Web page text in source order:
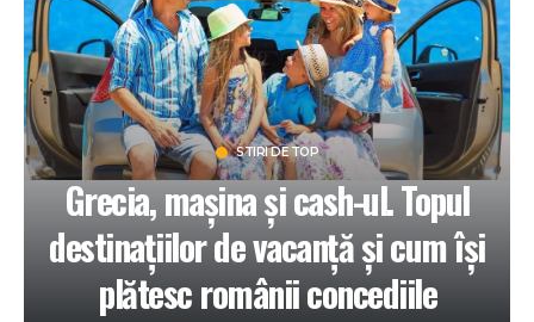
STIRI DE TOP
Grecia, mașina și cash-ul. Topul
destinațiilor de vacanță și cum își
plătesc românii concediile